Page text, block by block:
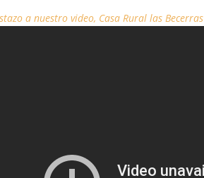
a nuestro video, Casa Rural las Becerras